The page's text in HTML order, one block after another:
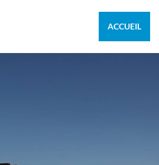
ACCUEIL